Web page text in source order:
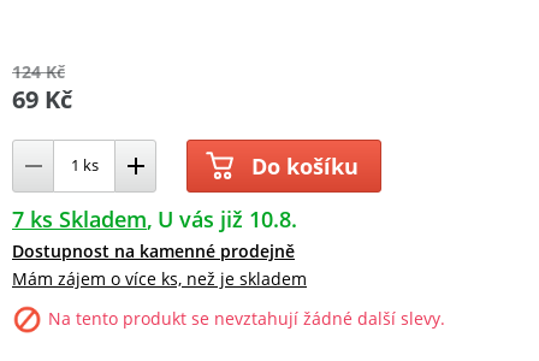
124 Kč
69 Kč
Do košíku
7 ks Skladem U vás již 10.8.
Dostupnost na kamenné prodejně
Mám zájem o více ks, než je skladem
Na tento produkt se nevztahují žádné další slevy.